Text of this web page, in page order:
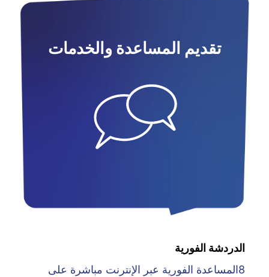
تقديم المساعدة والخدمات
الدردشة الفورية
8المساعدة الفورية عبر الإنترنت مباشرة على